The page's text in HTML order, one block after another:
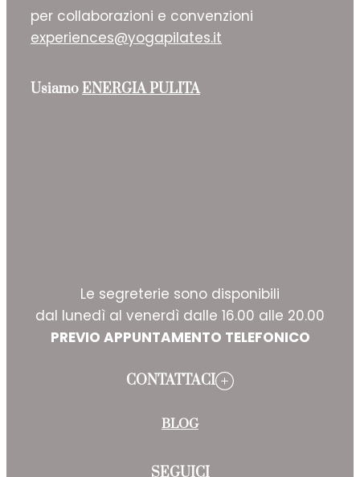
per collaborazioni e convenzioni
experiences@yogapilates.it
UsiamoENERGIA PULITA
Le segreterie sono disponibili
dal lunedì al venerdì dalle 16.00 alle 20.00
PREVIO APPUNTAMENTO TELEFONICO
CONTATTACI
BLOG
SEGUICI